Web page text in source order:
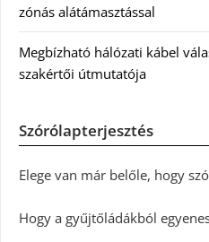
zónás alátámasztással
Megbízható hálózati kábel
szakértői útmutatója
Szórólapterjesztés
Elege van már belőle, hogy
Hogy a gyűjtőládákból